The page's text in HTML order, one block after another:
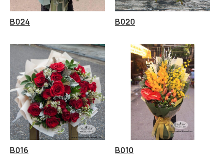
B024 B020
B016 B010